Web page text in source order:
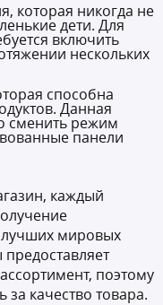
которая никогда не
дети. Для
включить
нескольких
способна
Данная
сменить режим
панели
каждый
лучших мировых
поэтому
качество товара.